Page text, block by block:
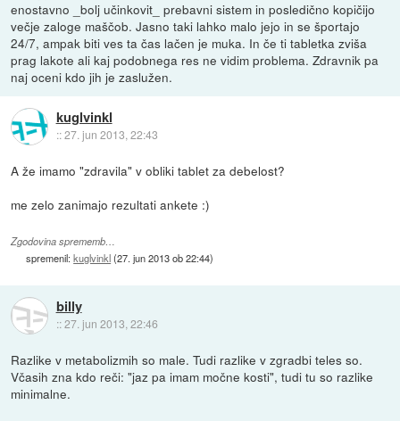
enostavno _bolj učinkovit_ prebavni sistem in posledično kopičijo
večje zaloge maščob. Jasno taki lahko malo jejo in se športajo
24/7, ampak biti ves ta čas lačen je muka. In če ti tabletka zviša
prag lakote ali kaj podobnega res ne vidim problema. Zdravnik pa
naj oceni kdo jih je zaslužen.
kuglvinkl
::27. jun 2013, 22:43
A že imamo "zdravila" v obliki tablet za debelost?
me zelo zanimajo rezultati ankete :)
Zgodovina sprememb…
spremenil:kuglvinkl(27. jun 2013 ob 22:44)
billy
::27. jun 2013, 22:46
Razlike v metabolizmih so male. Tudi razlike v zgradbi teles so.
Včasih zna kdo reči: "jaz pa imam močne kosti", tudi tu so razlike
minimalne.